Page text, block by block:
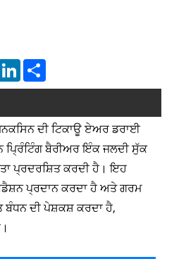
LinkedIn
ਦੀ ਟਿਕਾਊ ਏਅਰ ਡਰਾਈ
ਪ੍ਰਿੰਟਿੰਗ ਬੈਰੀਅਰ ਇੰਕ ਜਲਦੀ ਸੁੱਕ
ਪ੍ਰਦਰਸ਼ਿਤ ਕਰਦੀ ਹੈ। ਇਹ
ਪ੍ਰਦਾਨ ਕਰਦਾ ਹੈ ਅਤੇ ਗਰਮ
ਦੀ ਪੇਸ਼ਕਸ਼ ਕਰਦਾ ਹੈ,